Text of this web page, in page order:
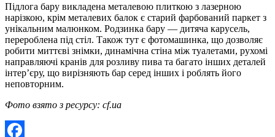
Підлога бару викладена металевою плиткою з лазерною
нарізкою, крім металевих балок є старий фарбований паркет з
унікальним малюнком. Родзинка бару — дитяча карусель,
перероблена під стіл. Також тут є фотомашинка, що дозволяє
робити миттєві знімки, динамічна стіна між туалетами, рухомі
направляючі кранів для розливу пива та багато інших деталей
інтер’єру, що вирізняють бар серед інших і роблять його
неповторним.
Фото взято з ресурсу: cf.ua